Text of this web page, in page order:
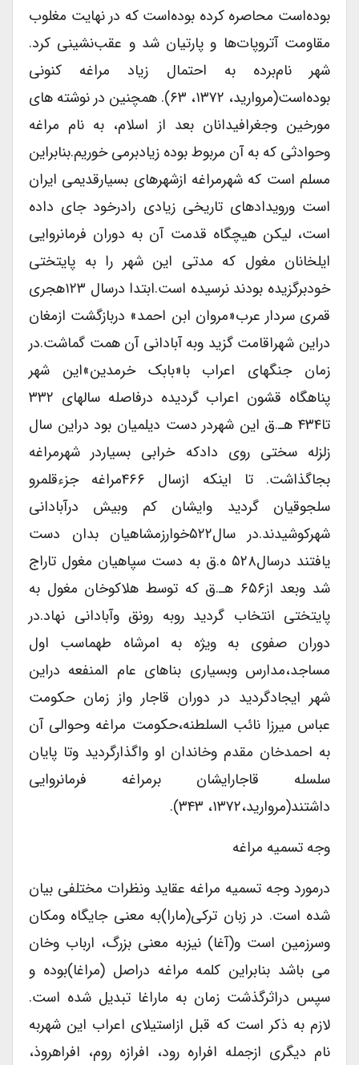
بوده‌است محاصره کرده بوده‌است که در نهایت مغلوب
مقاومت آتروپات‌ها و پارتیان شد و عقب‌نشینی کرد.
شهر نام‌برده به احتمال زیاد مراغه کنونی
بوده‌است(مروارید، ۱۳۷۲، ۶۳). همچنین در نوشته های
مورخین وجغرافیدانان بعد از اسلام، به نام مراغه
وحوادثی که به آن مربوط بوده زیادبرمی خوریم.بنابراین
مسلم است که شهرمراغه ازشهرهای بسیارقدیمی ایران
است ورویدادهای تاریخی زیادی رادرخود جای داده
است، لیکن هیچگاه قدمت آن به دوران فرمانروایی
ایلخانان مغول که مدتی این شهر را به پایتختی
خودبرگزیده بودند نرسیده است.ابتدا درسال ۱۲۳هجری
قمری سردار عرب«مروان ابن احمد» دربازگشت ازمغان
دراین شهراقامت گزید وبه آبادانی آن همت گماشت.در
زمان جنگهای اعراب با«بابک خرمدین»این شهر
پناهگاه قشون اعراب گردیده درفاصله سالهای ۳۳۲
تا۴۳۴ هـ.ق این شهردر دست دیلمیان بود دراین سال
زلزله سختی روی دادکه خرابی بسیاردر شهرمراغه
بجاگذاشت. تا اینکه ازسال ۴۶۶مراغه جزءقلمرو
سلجوقیان گردید وایشان کم وبیش درآبادانی
شهرکوشیدند.در سال۵۲۲خوارزمشاهیان بدان دست
یافتند درسال۵۲۸ ه.ق به دست سپاهیان مغول تاراج
شد وبعد از۶۵۶ هـ.ق که توسط هلاکوخان مغول به
پایتختی انتخاب گردید روبه رونق وآبادانی نهاد.در
دوران صفوی به ویژه به امرشاه طهماسب اول
مساجد،مدارس وبسیاری بناهای عام المنفعه دراین
شهر ایجادگردید در دوران قاجار واز زمان حکومت
عباس میرزا نائب السلطنه،حکومت مراغه وحوالی آن
به احمدخان مقدم وخاندان او واگذارگردید وتا پایان
سلسله قاجارایشان برمراغه فرمانروایی
داشتند(مروارید،۱۳۷۲، ۳۴۳).
وجه تسمیه مراغه
درمورد وجه تسمیه مراغه عقاید ونظرات مختلفی بیان
شده است. در زبان ترکی(مارا)به معنی جایگاه ومکان
وسرزمین است و(آغا) نیزبه معنی بزرگ، ارباب وخان
می باشد بنابراین کلمه مراغه دراصل (مراغا)بوده و
سپس دراثرگذشت زمان به ماراغا تبدیل شده است.
لازم به ذکر است که قبل ازاستیلای اعراب این شهربه
نام دیگری ازجمله افراره رود، افرازه روم، افراهروذ،